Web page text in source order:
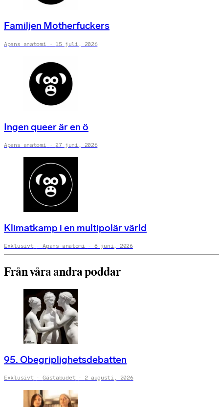
Familjen Motherfuckers
Apans anatomi 15 juli, 2026
Ingen queer är en ö
Apans anatomi 27 juni, 2026
Klimatkamp i en multipolär värld
Exklusivt Apans anatomi 8 juni, 2026
Från våra andra poddar
95. Obegriplighetsdebatten
Exklusivt Gästabudet 2 augusti, 2026